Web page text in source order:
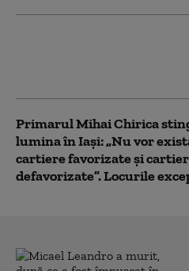
Primarul Mihai Chirica
lumina în Iași: „Nu vor
cartiere favorizate și
defavorizate”. Locurile